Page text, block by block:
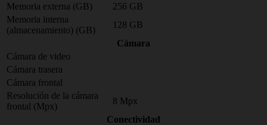
Memoria externa (GB)
256 GB
Memoria interna
(almacenamiento) (GB)
128 GB
Cámara
Cámara de video
Cámara trasera
Cámara frontal
Resolución de la cámara
frontal (Mpx)
8 Mpx
Conectividad